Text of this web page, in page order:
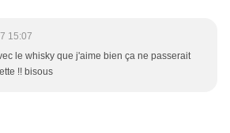
15:07
le whisky que j'aime bien ça ne passerait
!! bisous